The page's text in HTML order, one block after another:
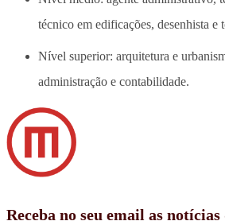
técnico em edificações, desenhista e
Nível superior: arquitetura e
administração e contabilidade.
Receba no seu email as